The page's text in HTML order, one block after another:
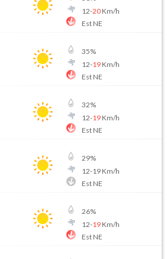
12-20Km/h
Est NE
35%
12-19Km/h
Est NE
32%
12-19Km/h
Est NE
29%
12-19Km/h
Est NE
26%
12-19Km/h
Est NE